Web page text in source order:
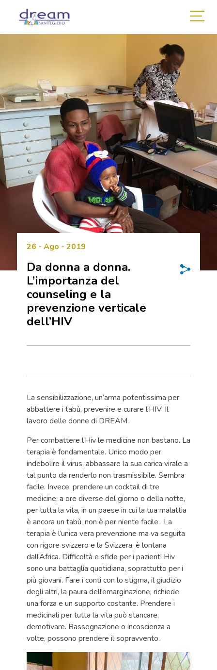
26 - Ago - 2019
Da donna a donna.
L’importanza del
counseling e la
prevenzione verticale
dell’HIV
La sensibilizzazione, un’arma potentissima per
abbattere i tabù, prevenire e curare l’HIV. Il
lavoro delle donne di DREAM.
Per combattere l’Hiv le medicine non bastano. La
terapia è fondamentale. Unico modo per
indebolire il virus, abbassare la sua carica virale a
tal punto da renderlo non trasmissibile. Sembra
facile. Invece, prendere un cocktail di tre
medicine, a ore diverse del giorno o della notte,
per tutta la vita, in un paese in cui la tua malattia
è ancora un tabù, non è per niente facile. La
terapia è l’unica vera prevenzione ma va seguita
con rigore svizzero e la Svizzera, è lontana
dall’Africa. Difficoltà e sfide per i pazienti Hiv
sono una battaglia quotidiana, soprattutto per i
più giovani. Fare i conti con lo stigma, il giudizio
degli altri, la paura dell’emarginazione, richiede
una forza e un supporto costante. Prendere i
medicinali per tutta la vita può stancare,
demotivare. Rassegnazione o incoscienza a
volte, possono prendere il sopravvento.